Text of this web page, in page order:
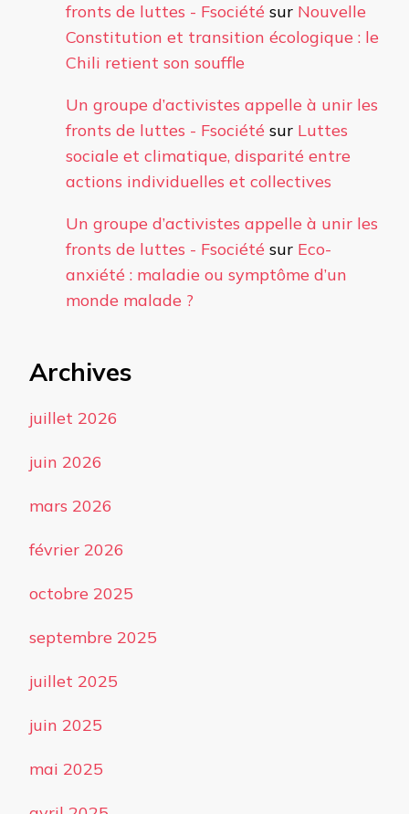
fronts de luttes - Fsociété sur Nouvelle
Constitution et transition écologique : le
Chili retient son souffle
Un groupe d’activistes appelle à unir les
fronts de luttes - Fsociété sur Luttes
sociale et climatique, disparité entre
actions individuelles et collectives
Un groupe d’activistes appelle à unir les
fronts de luttes - Fsociété sur Eco-
anxiété : maladie ou symptôme d’un
monde malade ?
Archives
juillet 2026
juin 2026
mars 2026
février 2026
octobre 2025
septembre 2025
juillet 2025
juin 2025
mai 2025